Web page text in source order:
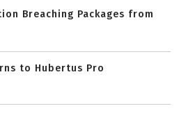
Breaching Packages from
to Hubertus Pro